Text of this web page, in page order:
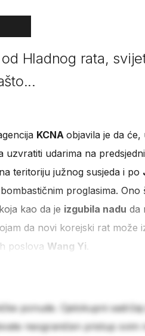
Hladnog rata,
KCNA objavila je da
uzvratiti udarima na
teritoriju južnog susjeda i po
proglasima. Ono
kao da je izgubila nadu da
da novi korejski rat može
poslova Wang Yi
ponude. Cjelokupni
neograničen pristup svim